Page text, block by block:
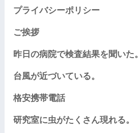
プライバシーポリシー
ご挨拶
昨日の病院で検査結果を聞いた。
台風が近づいている。
格安携帯電話
研究室に虫がたくさん現れる。